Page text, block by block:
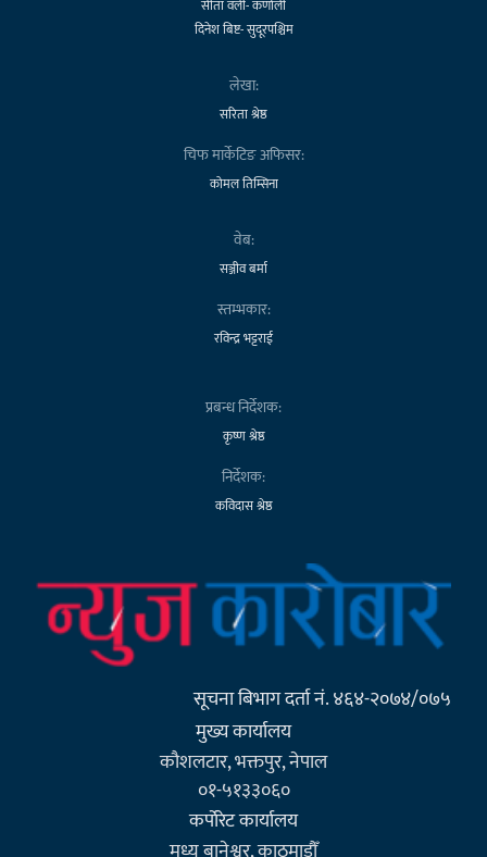
सीता वली- कर्णाली
दिनेश बिष्ट- सुदूरपश्चिम
लेखा:
सरिता श्रेष्ठ
चिफ मार्केटिङ अफिसर:
कोमल तिम्सिना
वेब:
सञ्जीव बर्मा
स्तम्भकार:
रविन्द्र भट्टराई
प्रबन्ध निर्देशक:
कृष्ण श्रेष्ठ
निर्देशक:
कविदास श्रेष्ठ
सूचना बिभाग दर्ता नं. ४६४-२०७४/०७५
मुख्य कार्यालय
कौशलटार, भक्तपुर, नेपाल
०१-५१३३०६०
कर्पाेरेट कार्यालय